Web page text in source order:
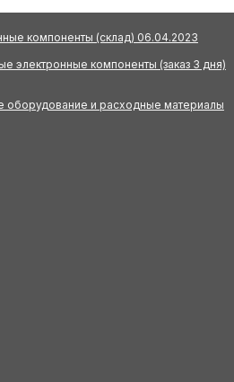
компоненты (склад) 06.04.2023
электронные компоненты (заказ 3 дня)
оборудование и расходные материалы